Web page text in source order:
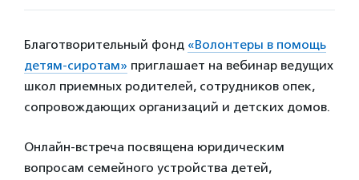
Благотворительный фонд «Волонтеры в помощь
детям-сиротам» приглашает на вебинар ведущих
школ приемных родителей, сотрудников опек,
сопровождающих организаций и детских домов.
Онлайн-встреча посвящена юридическим
вопросам семейного устройства детей,